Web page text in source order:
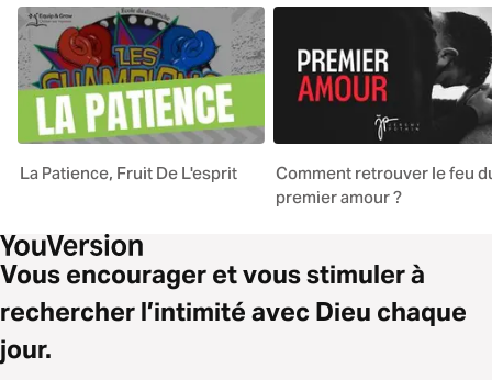
La Patience, Fruit De L'esprit
Comment retrouver le feu
premier amour ?
Vous encourager et vous stimuler à
rechercher l’intimité avec Dieu chaque
jour.